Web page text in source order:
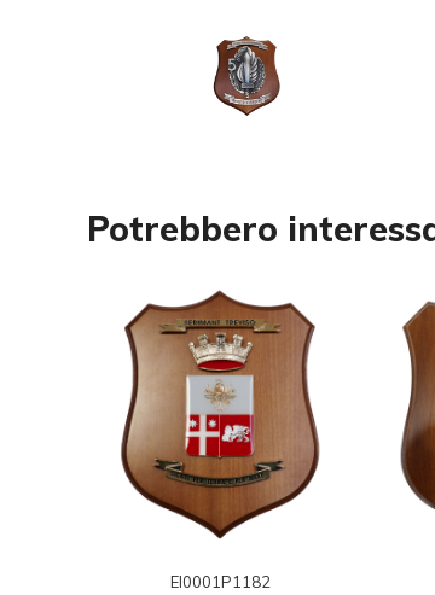
Potrebbero
EI0001P1182